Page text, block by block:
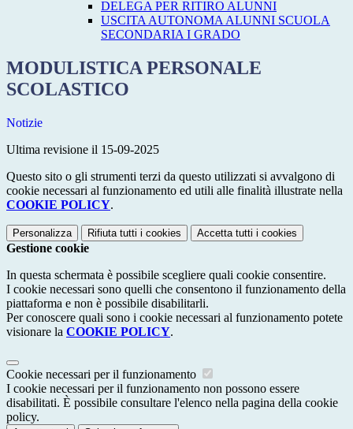
DELEGA PER RITIRO ALUNNI
USCITA AUTONOMA ALUNNI SCUOLA
SECONDARIA I GRADO
MODULISTICA PERSONALE
SCOLASTICO
Notizie
Ultima revisione il 15-09-2025
Questo sito o gli strumenti terzi da questo utilizzati si avvalgono di
cookie necessari al funzionamento ed utili alle finalità illustrate nella
COOKIE POLICY.
Personalizza Rifiuta tutti i cookies Accetta tutti i cookies
Gestione cookie
In questa schermata è possibile scegliere quali cookie consentire.
I cookie necessari sono quelli che consentono il funzionamento della
piattaforma e non è possibile disabilitarli.
Per conoscere quali sono i cookie necessari al funzionamento potete
visionare la COOKIE POLICY.
Cookie necessari per il funzionamento
I cookie necessari per il funzionamento non possono essere
disabilitati. È possibile consultare l'elenco nella pagina della cookie
policy.